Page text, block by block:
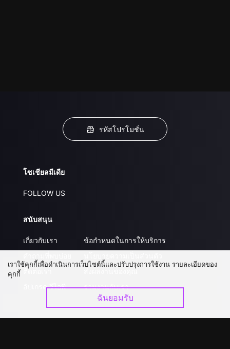
รหัสโปรโมชั่น
โซเชียลมีเดีย
FOLLOW US
สนับสนุน
เกี่ยวกับเรา
ติดต่อเรา
อัปเกรด วีไอพี
ข้อกำหนดในการให้บริการ
ส่งผลงานของคุณ
ร่วมงานกับเรา
เราใช้คุกกี้เพื่อดำเนินการเว็บไซต์นี้และปรับปรุงการใช้งาน รายละเอียดของ
คุกกี้
ฉันยอมรับ